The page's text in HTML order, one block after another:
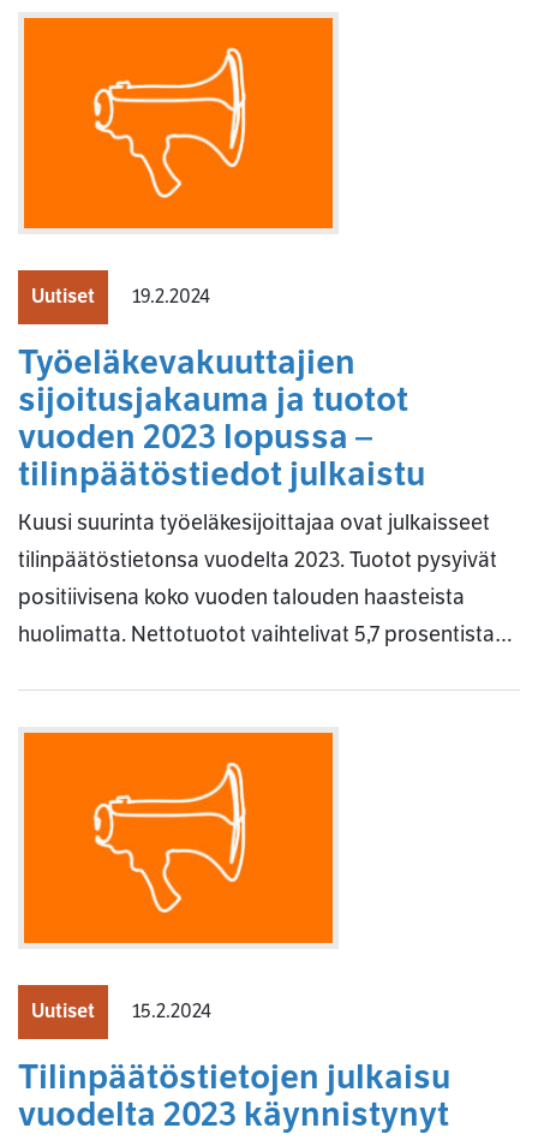
Uutiset 19.2.2024
Työeläkevakuuttajien
sijoitusjakauma ja tuotot
vuoden 2023 lopussa –
tilinpäätöstiedot julkaistu
Kuusi suurinta työeläkesijoittajaa ovat julkaisseet
tilinpäätöstietonsa vuodelta 2023. Tuotot pysyivät
positiivisena koko vuoden talouden haasteista
huolimatta. Nettotuotot vaihtelivat 5,7 prosentista…
Uutiset 15.2.2024
Tilinpäätöstietojen julkaisu
vuodelta 2023 käynnistynyt